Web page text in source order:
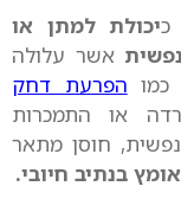
כיכולת למתן או
אשר עלולה
כמו הפרעת דחק
או התמכרות
חוסן מתאר
בנתיב חיובי.